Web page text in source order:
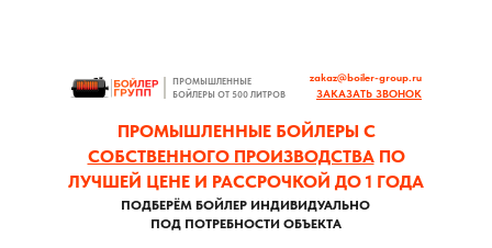
ПРОМЫШЛЕННЫЕ БОЙЛЕРЫ С
СОБСТВЕННОГО ПРОИЗВОДСТВАПО
ЛУЧШЕЙ ЦЕНЕ И РАССРОЧКОЙ ДО 1 ГОДА
ПОДБЕРЁМ БОЙЛЕР ИНДИВИДУАЛЬНО
ПОД ПОТРЕБНОСТИ ОБЪЕКТА
ПРОМЫШЛЕННЫЕ
БОЙЛЕРЫ ОТ 500 ЛИТРОВ
zakaz@boiler-group.ru
ЗАКАЗАТЬ ЗВОНОК